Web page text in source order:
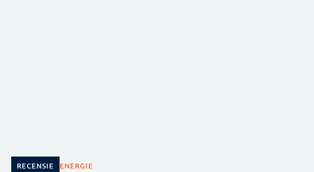
RECENSIE ENERGIE